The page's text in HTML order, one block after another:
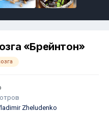
«Брейнтон»
Zheludenko